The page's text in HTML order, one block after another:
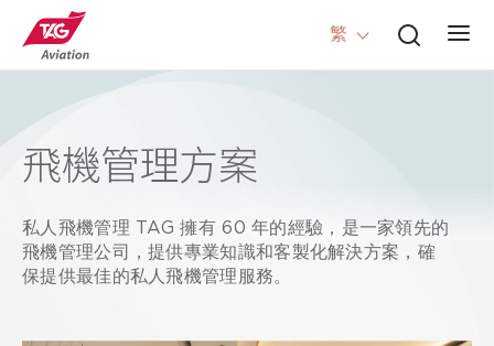
繁
飛機管理方案
私人飛機管理 TAG 擁有 60 年的經驗，是一家領先的
飛機管理公司，提供專業知識和客製化解決方案，確
保提供最佳的私人飛機管理服務。